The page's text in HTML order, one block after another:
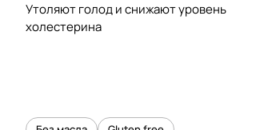
Утоляют голод и снижают уровень
холестерина